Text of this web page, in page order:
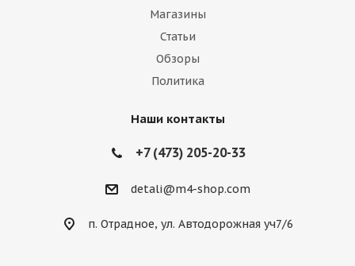
Магазины
Статьи
Обзоры
Политика
Наши контакты
+7 (473) 205-20-33
detali@m4-shop.com
п. Отрадное, ул. Автодорожная уч7/6